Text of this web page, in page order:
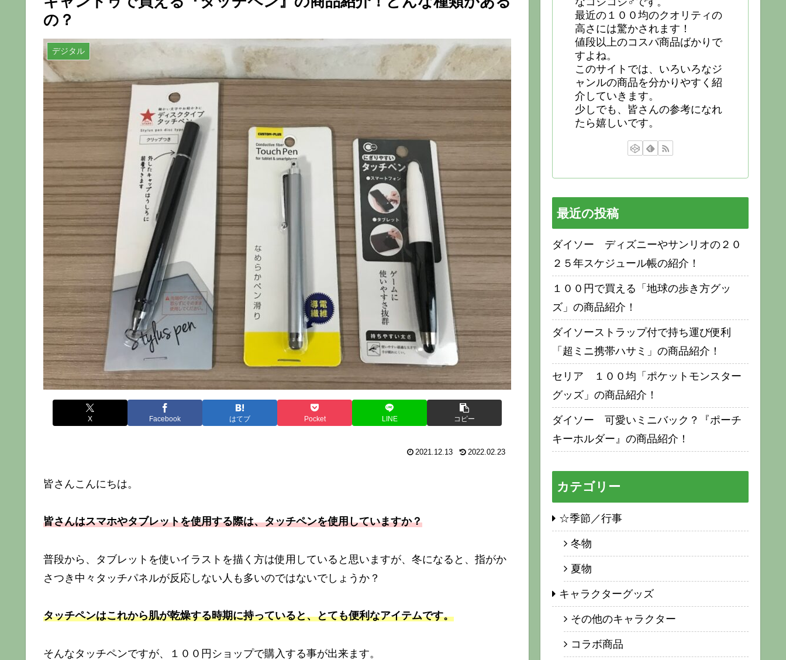
の？
デジタル
X Facebook はてブ Pocket LINE コピー
2021.12.13 2022.02.23
皆さんこんにちは。
皆さんはスマホやタブレットを使用する際は、タッチペンを使用していますか？
普段から、タブレットを使いイラストを描く方は使用していると思いますが、冬になると、指がか
さつき中々タッチパネルが反応しない人も多いのではないでしょうか？
タッチペンはこれから肌が乾燥する時期に持っていると、とても便利なアイテムです。
そんなタッチペンですが、１００円ショップで購入する事が出来ます。
最近の１００均のクオリティの
高さには驚かされます！
値段以上のコスパ商品ばかりで
すよね。
このサイトでは、いろいろなジ
ャンルの商品を分かりやすく紹
介していきます。
少しでも、皆さんの参考になれ
たら嬉しいです。
最近の投稿
ダイソー ディズニーやサンリオの２０
２５年スケジュール帳の紹介！
１００円で買える「地球の歩き方グッ
ズ」の商品紹介！
ダイソーストラップ付で持ち運び便利
「超ミニ携帯ハサミ」の商品紹介！
セリア １００均「ポケットモンスター
グッズ」の商品紹介！
ダイソー 可愛いミニバック？『ポーチ
キーホルダー』の商品紹介！
カテゴリー
☆季節／行事
冬物
夏物
キャラクターグッズ
その他のキャラクター
コラボ商品